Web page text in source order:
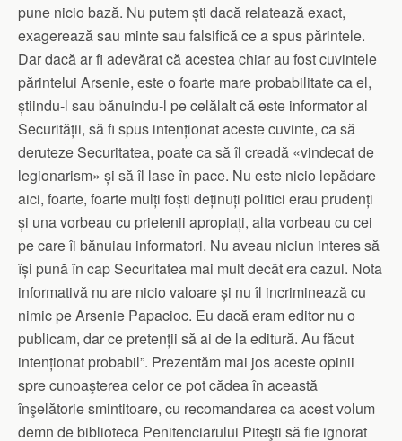
pune nicio bază. Nu putem ști dacă relatează exact,
exagerează sau minte sau falsifică ce a spus părintele.
Dar dacă ar fi adevărat că acestea chiar au fost cuvintele
părintelui Arsenie, este o foarte mare probabilitate ca el,
știindu-l sau bănuindu-l pe celălalt că este informator al
Securității, să fi spus intenționat aceste cuvinte, ca să
deruteze Securitatea, poate ca să îl creadă «vindecat de
legionarism» și să îl lase în pace. Nu este nicio lepădare
aici, foarte, foarte mulți foști deținuți politici erau prudenți
și una vorbeau cu prietenii apropiați, alta vorbeau cu cei
pe care îi bănuiau informatori. Nu aveau niciun interes să
își pună în cap Securitatea mai mult decât era cazul. Nota
informativă nu are nicio valoare și nu îl incriminează cu
nimic pe Arsenie Papacioc. Eu dacă eram editor nu o
publicam, dar ce pretenții să ai de la editură. Au făcut
intenționat probabil”. Prezentăm mai jos aceste opinii
spre cunoaşterea celor ce pot cădea în această
înşelătorie smintitoare, cu recomandarea ca acest volum
demn de biblioteca Penitenciarului Piteşti să fie ignorat